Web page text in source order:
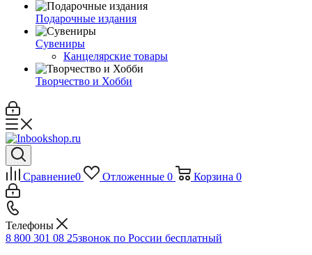
Подарочные издания
Сувениры
Канцелярские товары
Творчество и Хобби
Сравнение0 Отложенные 0 Корзина 0
Телефоны
8 800 301 08 25звонок по России бесплатный